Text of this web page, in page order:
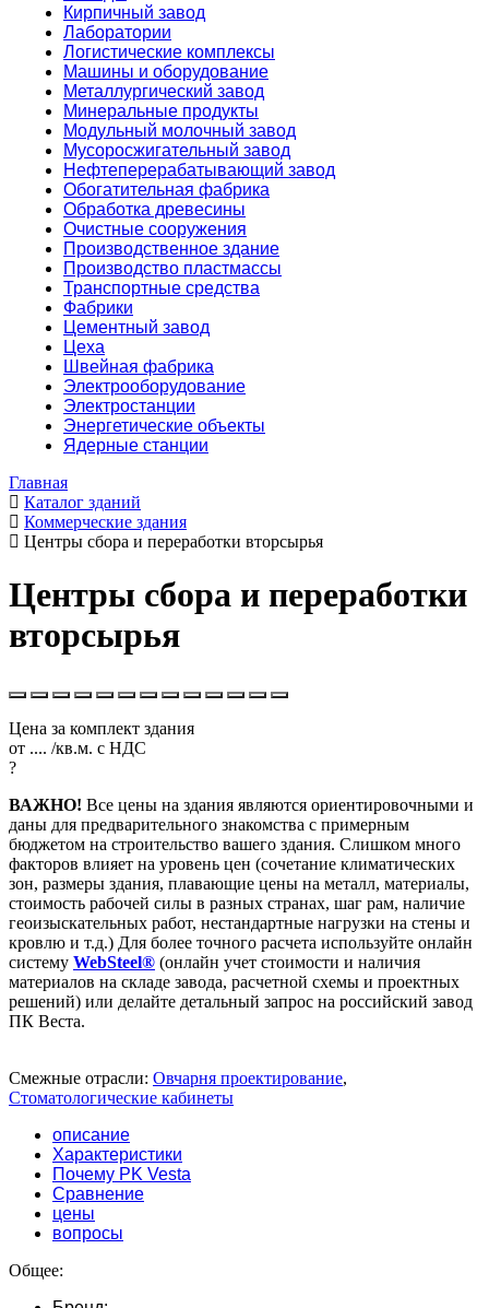
Кирпичный завод
Лаборатории
Логистические комплексы
Машины и оборудование
Металлургический завод
Минеральные продукты
Модульный молочный завод
Мусоросжигательный завод
Нефтеперерабатывающий завод
Обогатительная фабрика
Обработка древесины
Очистные сооружения
Производственное здание
Производство пластмассы
Транспортные средства
Фабрики
Цементный завод
Цеха
Швейная фабрика
Электрооборудование
Электростанции
Энергетические объекты
Ядерные станции
Главная
Каталог зданий
Коммерческие здания
Центры сбора и переработки вторсырья
Центры сбора и переработки
вторсырья
Цена за комплект здания
от .... /кв.м. с НДС
?
ВАЖНО! Все цены на здания являются ориентировочными и
даны для предварительного знакомства с примерным
бюджетом на строительство вашего здания. Слишком много
факторов влияет на уровень цен (сочетание климатических
зон, размеры здания, плавающие цены на металл, материалы,
стоимость рабочей силы в разных странах, шаг рам, наличие
геоизыскательных работ, нестандартные нагрузки на стены и
кровлю и т.д.) Для более точного расчета используйте онлайн
систему WebSteel® (онлайн учет стоимости и наличия
материалов на складе завода, расчетной схемы и проектных
решений) или делайте детальный запрос на российский завод
ПК Веста.
Смежные отрасли: Овчарня проектирование,
Стоматологические кабинеты
описание
Характеристики
Почему PK Vesta
Сравнение
цены
вопросы
Общее: